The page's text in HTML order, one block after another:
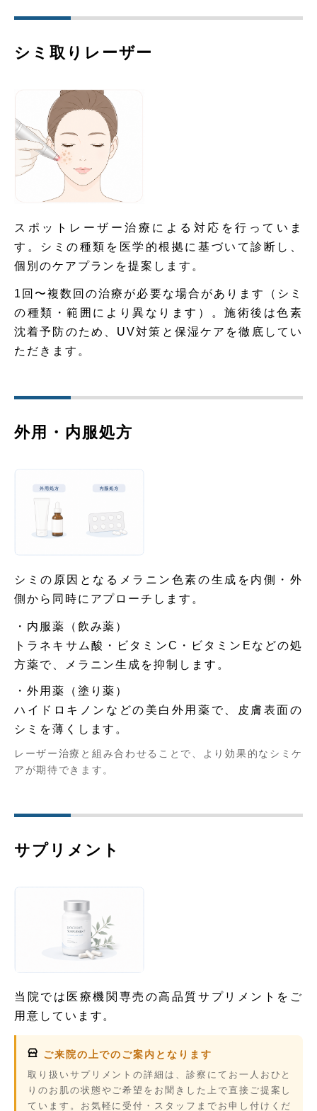
シミ取りレーザー
スポットレーザー治療による対応を行っていま
す。シミの種類を医学的根拠に基づいて診断し、
個別のケアプランを提案します。
1回〜複数回の治療が必要な場合があります（シミ
の種類・範囲により異なります）。施術後は色素
沈着予防のため、UV対策と保湿ケアを徹底してい
ただきます。
外用・内服処方
シミの原因となるメラニン色素の生成を内側・外
側から同時にアプローチします。
・内服薬（飲み薬）
トラネキサム酸・ビタミンC・ビタミンEなどの処
方薬で、メラニン生成を抑制します。
・外用薬（塗り薬）
ハイドロキノンなどの美白外用薬で、皮膚表面の
シミを薄くします。
レーザー治療と組み合わせることで、より効果的なシミケ
アが期待できます。
サプリメント
当院では医療機関専売の高品質サプリメントをご
用意しています。
ご来院の上でのご案内となります
取り扱いサプリメントの詳細は、診察にてお一人おひと
りのお肌の状態やご希望をお聞きした上で直接ご提案し
ています。お気軽に受付・スタッフまでお申し付けくだ